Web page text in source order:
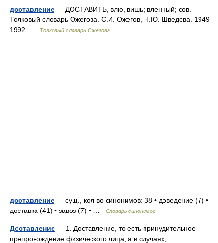
доставление — ДОСТАВИТЬ, влю, вишь; вленный; сов.
Толковый словарь Ожегова. С.И. Ожегов, Н.Ю. Шведова. 1949
1992 …
Толковый словарь Ожегова
доставление — сущ., кол во синонимов: 38 • доведение (7) •
доставка (41) • завоз (7) • …
Словарь синонимов
Доставление — 1. Доставление, то есть принудительное
препровождение физического лица, а в случаях,